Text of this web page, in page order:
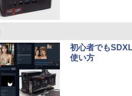
初心者でも
使い方